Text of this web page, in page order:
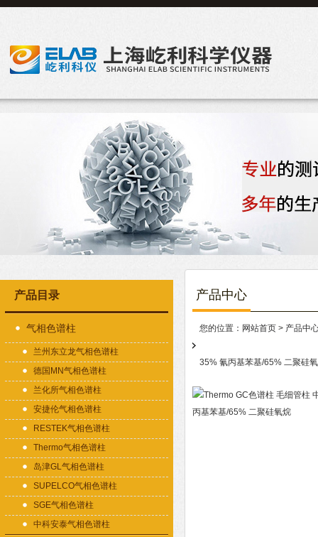
产品目录
气相色谱柱
兰州东立龙气相色谱柱
德国MN气相色谱柱
兰化所气相色谱柱
安捷伦气相色谱柱
RESTEK气相色谱柱
Thermo气相色谱柱
岛津GL气相色谱柱
SUPELCO气相色谱柱
SGE气相色谱柱
中科安泰气相色谱柱
产品中心
您的位置： 网站首页 > 产品中
35% 氰丙基苯基/65% 二聚硅